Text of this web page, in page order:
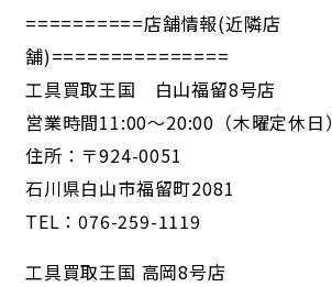
==========店舗情報(近隣店
舗)===============
工具買取王国 白山福留8号店
営業時間11:00～20:00（木曜定休日）
住所：〒924-0051
石川県白山市福留町2081
TEL：076-259-1119
工具買取王国 高岡8号店